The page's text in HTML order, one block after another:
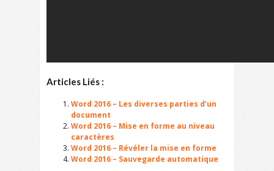
Articles Liés :
Word 2016 – Les diverses parties d’un
document
Word 2016 – Mise en forme au niveau
caractères
Word 2016 – Révéler la mise en forme
Word 2016 – Sauvegarde automatique